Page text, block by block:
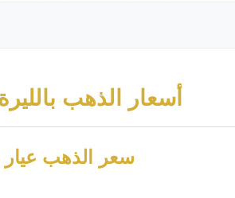
أسعار الذهب
سعر الذهب عيار 24